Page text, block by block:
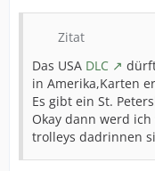
Zitat
Das USA DLC
in Amerika,Karten
Es gibt ein St.
Okay dann werd
trolleys dadrinnen